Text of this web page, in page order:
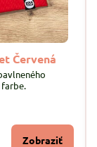
Červená
farbe.
Zobraziť